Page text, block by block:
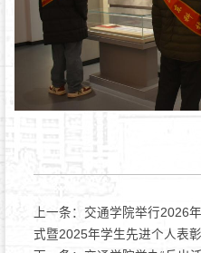
上一条： 交通学院举行2026
式暨2025年学生先进个人表